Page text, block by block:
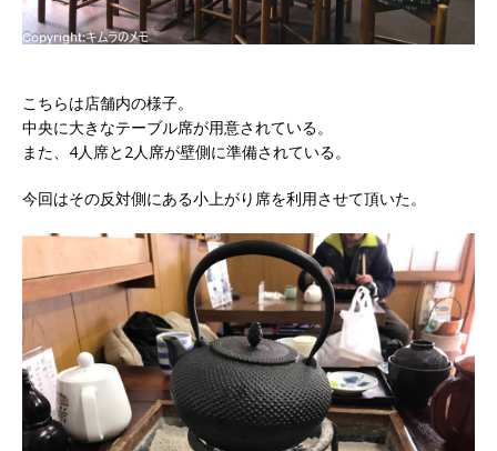
こちらは店舗内の様子。
中央に大きなテーブル席が用意されている。
また、4人席と2人席が壁側に準備されている。
今回はその反対側にある小上がり席を利用させて頂いた。